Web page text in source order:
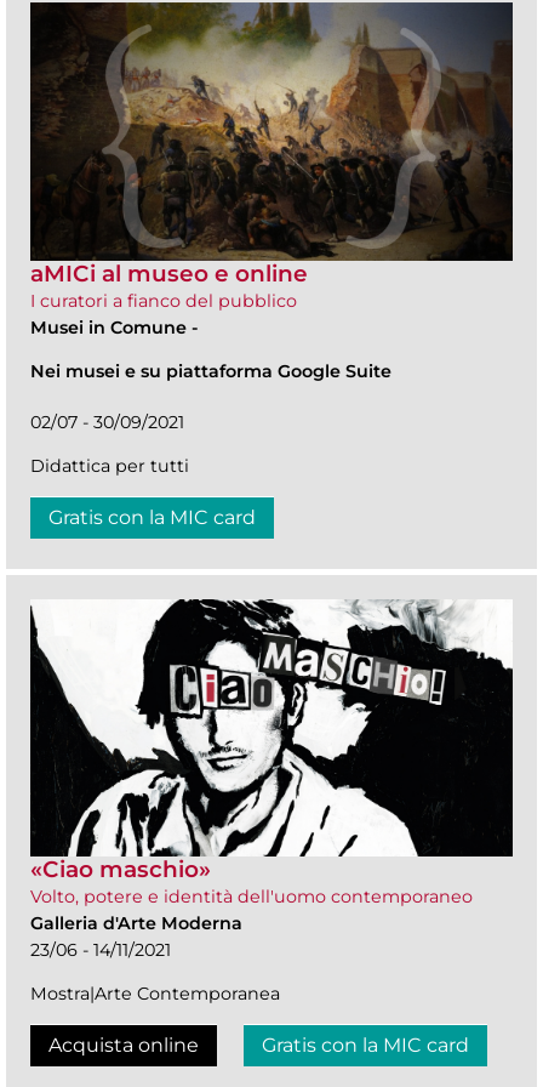
aMICi al museo e online
I curatori a fianco del pubblico
Musei in Comune -
Nei musei e su piattaforma Google Suite
02/07 - 30/09/2021
Didattica per tutti
Gratis con la MIC card
«Ciao maschio»
Volto, potere e identità dell'uomo contemporaneo
Galleria d'Arte Moderna
23/06 - 14/11/2021
Mostra|Arte Contemporanea
Acquista online Gratis con la MIC card